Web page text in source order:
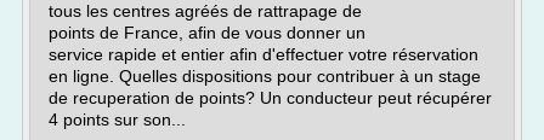
tous les centres agréés de rattrapage de
points de France, afin de vous donner un
service rapide et entier afin d'effectuer votre réservation
en ligne. Quelles dispositions pour contribuer à un stage
de recuperation de points? Un conducteur peut récupérer
4 points sur son...